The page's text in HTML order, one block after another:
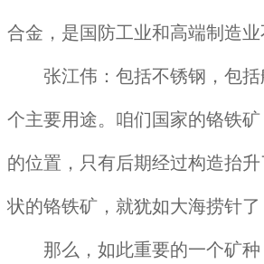
合金，是国防工业和高端制造业
张江伟：包括不锈钢，包括
个主要用途。咱们国家的铬铁
的位置，只有后期经过构造抬
状的铬铁矿，就犹如大海捞针
那么，如此重要的一个矿种